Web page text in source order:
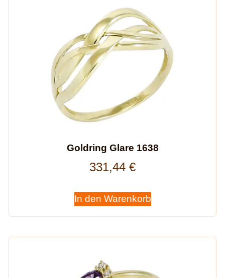
Goldring Glare 1638
331,44 €
In den Warenkorb